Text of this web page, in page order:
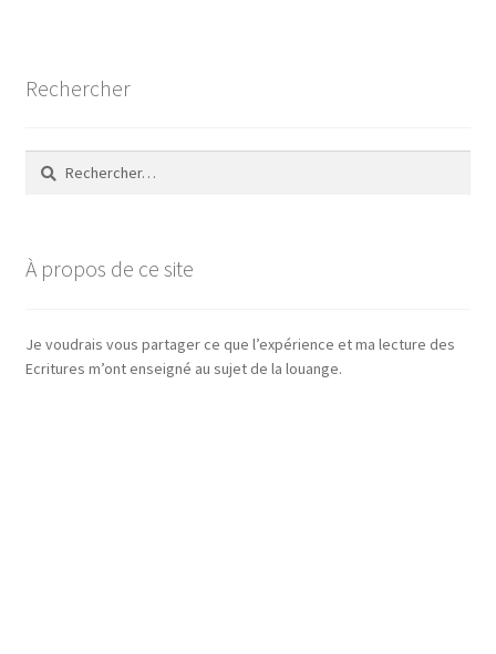
Rechercher
Rechercher :
À propos de ce site
Je voudrais vous partager ce que l’expérience et ma lecture des
Ecritures m’ont enseigné au sujet de la louange.